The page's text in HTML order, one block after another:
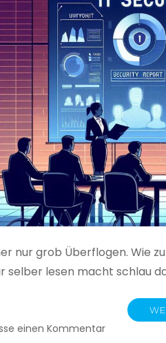
nur grob Überflogen. Wie
selber lesen macht schlau
einen Kommentarzu